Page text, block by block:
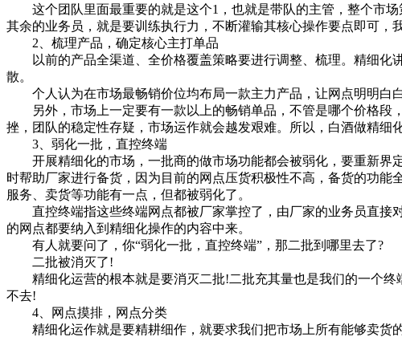
这个团队里面最重要的就是这个1，也就是带队的主管，整个市场
其余的业务员，就是要训练执行力，不断灌输其核心操作要点即可，
2、梳理产品，确定核心主打单品
以前的产品全渠道、全价格覆盖策略要进行调整、梳理。精细化
散。
个人认为在市场最畅销价位均布局一款主力产品，让网点明明白白
另外，市场上一定要有一款以上的畅销单品，不管是哪个价格段
挫，团队的稳定性存疑，市场运作就会越发艰难。所以，白酒做精细
3、弱化一批，直控终端
开展精细化的市场，一批商的做市场功能都会被弱化，要重新界
时帮助厂家进行备货，因为目前的网点压货积极性不高，备货的功
服务、卖货等功能有一点，但都被弱化了。
直控终端指这些终端网点都被厂家掌控了，由厂家的业务员直接
的网点都要纳入到精细化操作的内容中来。
有人就要问了，你“弱化一批，直控终端”，那二批到哪里去了?
二批被消灭了!
精细化运营的根本就是要消灭二批!二批充其量也是我们的一个终
不去!
4、网点摸排，网点分类
精细化运作就是要精耕细作，就要求我们把市场上所有能够卖货